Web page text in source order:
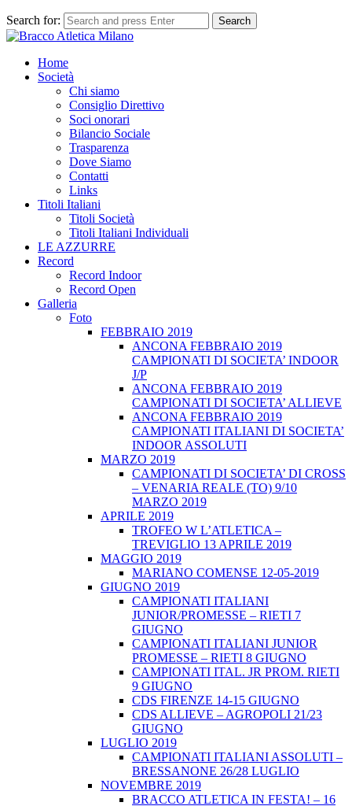
Search for: Search
Home
Società
Chi siamo
Consiglio Direttivo
Soci onorari
Bilancio Sociale
Trasparenza
Dove Siamo
Contatti
Links
Titoli Italiani
Titoli Società
Titoli Italiani Individuali
LE AZZURRE
Record
Record Indoor
Record Open
Galleria
Foto
FEBBRAIO 2019
ANCONA FEBBRAIO 2019
CAMPIONATI DI SOCIETA’ INDOOR
J/P
ANCONA FEBBRAIO 2019
CAMPIONATI DI SOCIETA’ ALLIEVE
ANCONA FEBBRAIO 2019
CAMPIONATI ITALIANI DI SOCIETA’
INDOOR ASSOLUTI
MARZO 2019
CAMPIONATI DI SOCIETA’ DI CROSS
– VENARIA REALE (TO) 9/10
MARZO 2019
APRILE 2019
TROFEO W L’ATLETICA –
TREVIGLIO 13 APRILE 2019
MAGGIO 2019
MARIANO COMENSE 12-05-2019
GIUGNO 2019
CAMPIONATI ITALIANI
JUNIOR/PROMESSE – RIETI 7
GIUGNO
CAMPIONATI ITALIANI JUNIOR
PROMESSE – RIETI 8 GIUGNO
CAMPIONATI ITAL. JR PROM. RIETI
9 GIUGNO
CDS FIRENZE 14-15 GIUGNO
CDS ALLIEVE – AGROPOLI 21/23
GIUGNO
LUGLIO 2019
CAMPIONATI ITALIANI ASSOLUTI –
BRESSANONE 26/28 LUGLIO
NOVEMBRE 2019
BRACCO ATLETICA IN FESTA! – 16